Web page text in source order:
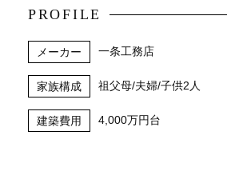
PROFILE
メーカー 一条工務店
家族構成 祖父母/夫婦/子供2人
建築費用 4,000万円台